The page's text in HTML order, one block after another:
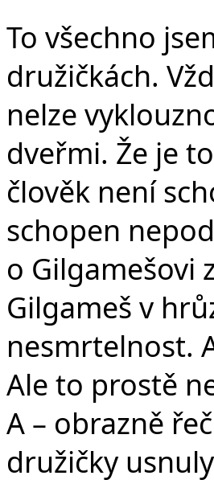
To všechno
družičkách.
nelze
dveřmi. Že je
člověk není
schopen
o Gilgamešovi
Gilgameš v
nesmrtelnost.
Ale to prostě
A – obrazně
družičky